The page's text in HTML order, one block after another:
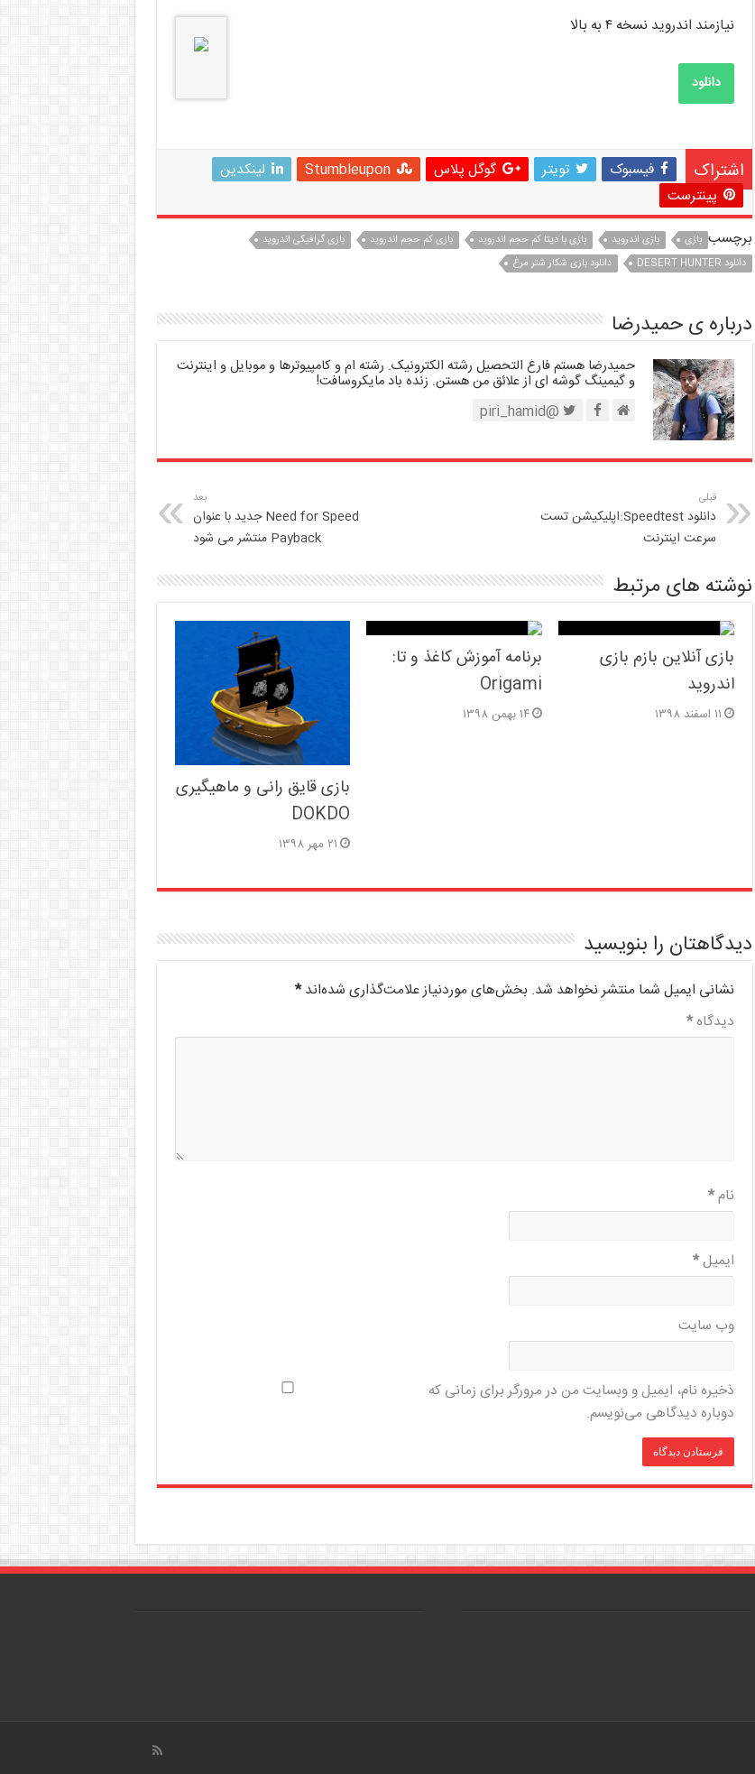
نیازمند اندروید نسخه ۴ به بالا
دانلود
اشتراک فیسبوک تویتر گوگل پلاس Stumbleupon
لینکدین
پینترست
برچسب بازی بازی اندروید بازی با دیتا کم حجم اندروید بازی کم حجم اندروید
بازی گرافیکی اندروید
دانلود DESERT HUNTER
دانلود بازی شکار شتر مرغ
درباره ی حمیدرضا
حمیدرضا هستم فارغ التحصیل رشته الکترونیک. رشته ام و کامپیوترها و موبایل و اینترنت
و گیمینگ گوشه ای از علائق من هستن. زنده باد مایکروسافت!
@piri_hamid
قبلی
دانلود Speedtest:اپلیکیشن تست
سرعت اینترنت
بعد
Need for Speed جدید با عنوان
Payback منتشر می شود
نوشته های مرتبط
بازی آنلاین بازم بازی
اندروید
۱۱ اسفند ۱۳۹۸
برنامه آموزش کاغذ و تا:
Origami
۱۴ بهمن ۱۳۹۸
بازی قایق رانی و ماهیگیری
DOKDO
۲۱ مهر ۱۳۹۸
دیدگاهتان را بنویسید
نشانی ایمیل شما منتشر نخواهد شد. بخش‌های موردنیاز علامت‌گذاری شده‌اند*
دیدگاه*
نام*
ایمیل*
وب‌ سایت
ذخیره نام، ایمیل و وبسایت من در مرورگر برای زمانی که
دوباره دیدگاهی می‌نویسم.